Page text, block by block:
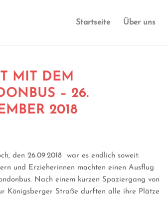
Startseite Über uns
MIT DEM
– 26.
2018
den 26.09.2018 war es endlich soweit:
und Erzieherinnen machten einen Ausflug
Nach einem kurzen Spaziergang von
Königsberger Straße durften alle ihre Plätze